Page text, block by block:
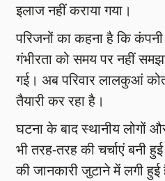
इलाज नहीं कराया गया।
परिजनों का कहना है कि
गंभीरता को समय पर नहीं
गई। अब परिवार लालकुआं
तैयारी कर रहा है।
घटना के बाद स्थानीय लोगों
भी तरह-तरह की चर्चाएं बनी
की जानकारी जुटाने में लगी हुई